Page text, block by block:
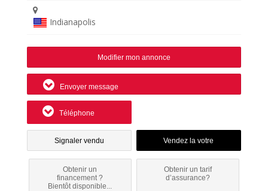
Indianapolis
Modifier mon annonce
Envoyer message
Téléphone
Signaler vendu
Obtenir un
financement ?
Bientôt disponible...
Obtenir un tarif
d’assurance?